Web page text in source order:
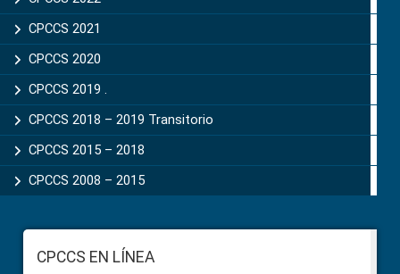
CPCCS 2021
CPCCS 2020
CPCCS 2019 .
CPCCS 2018 – 2019 Transitorio
CPCCS 2015 – 2018
CPCCS 2008 – 2015
FooterCPCCS EN LÍNEA